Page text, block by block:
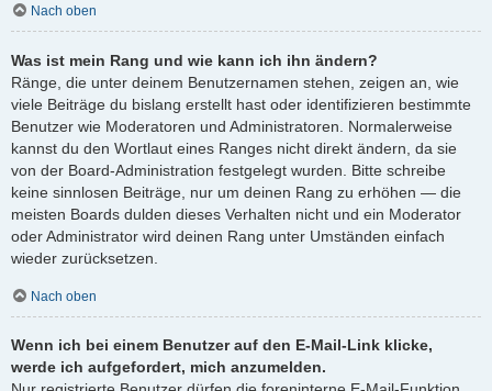
Nach oben
Was ist mein Rang und wie kann ich ihn ändern?
Ränge, die unter deinem Benutzernamen stehen, zeigen an, wie
viele Beiträge du bislang erstellt hast oder identifizieren bestimmte
Benutzer wie Moderatoren und Administratoren. Normalerweise
kannst du den Wortlaut eines Ranges nicht direkt ändern, da sie
von der Board-Administration festgelegt wurden. Bitte schreibe
keine sinnlosen Beiträge, nur um deinen Rang zu erhöhen — die
meisten Boards dulden dieses Verhalten nicht und ein Moderator
oder Administrator wird deinen Rang unter Umständen einfach
wieder zurücksetzen.
Nach oben
Wenn ich bei einem Benutzer auf den E-Mail-Link klicke,
werde ich aufgefordert, mich anzumelden.